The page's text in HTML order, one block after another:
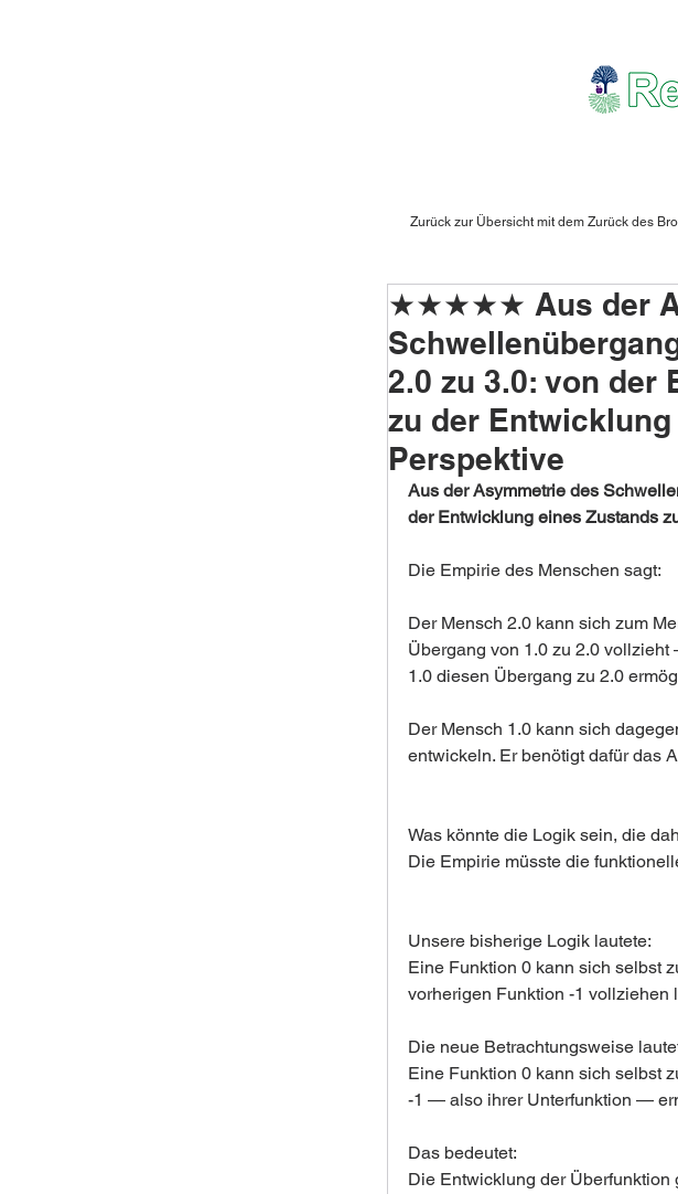
Zurück zur Übersicht mit dem Zurück des
★★★★★ Aus der
2.0 zu 3.0: von der
zu der
Perspektive
Aus der Asymmetrie des
der Entwicklung eines Zustands
Die Empirie des Menschen sagt:
Der Mensch 2.0 kann sich zum
Übergang von 1.0 zu 2.0
1.0 diesen Übergang zu 2.0
Der Mensch 1.0 kann sich
entwickeln. Er benötigt dafür das
Was könnte die Logik sein, die
Die Empirie müsste die
Unsere bisherige Logik lautete:
Eine Funktion 0 kann sich selbst
vorherigen Funktion -1 vollziehen
Die neue Betrachtungsweise
Eine Funktion 0 kann sich selbst
-1 — also ihrer Unterfunktion —
Das bedeutet:
Die Entwicklung der